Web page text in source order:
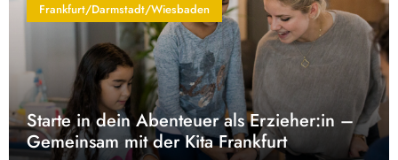
Frankfurt/Darmstadt/Wiesbaden
Starte in dein Abenteuer als Erzieher:in –
Gemeinsam mit der Kita Frankfurt